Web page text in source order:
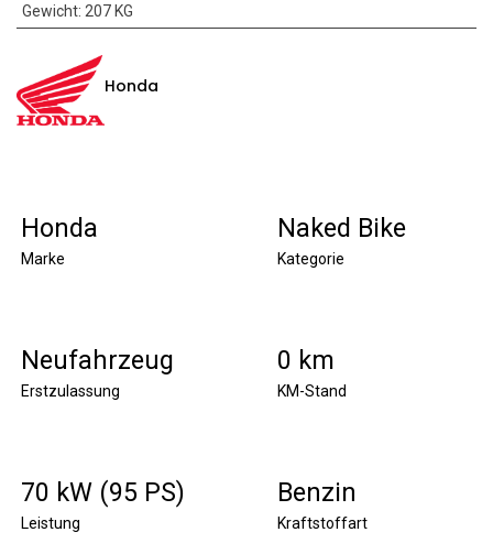
Gewicht: 207 KG
Honda
Honda
Marke
Naked Bike
Kategorie
Neufahrzeug
Erstzulassung
0 km
KM-Stand
70 kW (95 PS)
Leistung
Benzin
Kraftstoffart